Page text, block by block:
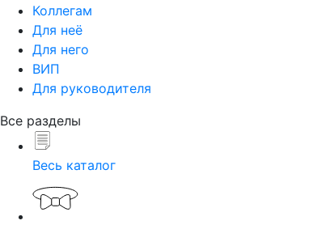
Коллегам
Для неё
Для него
ВИП
Для руководителя
Все разделы
Весь каталог